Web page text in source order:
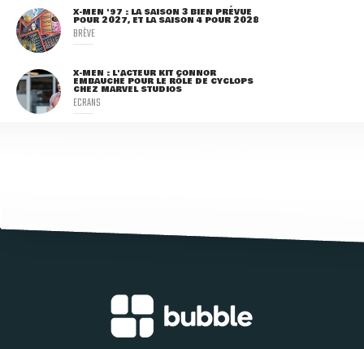
X-MEN '97 : LA SAISON 3 BIEN PRÉVUE
POUR 2027, ET LA SAISON 4 POUR 2028
BRÈVE
X-MEN : L'ACTEUR KIT CONNOR
EMBAUCHÉ POUR LE RÔLE DE CYCLOPS
CHEZ MARVEL STUDIOS
ECRANS